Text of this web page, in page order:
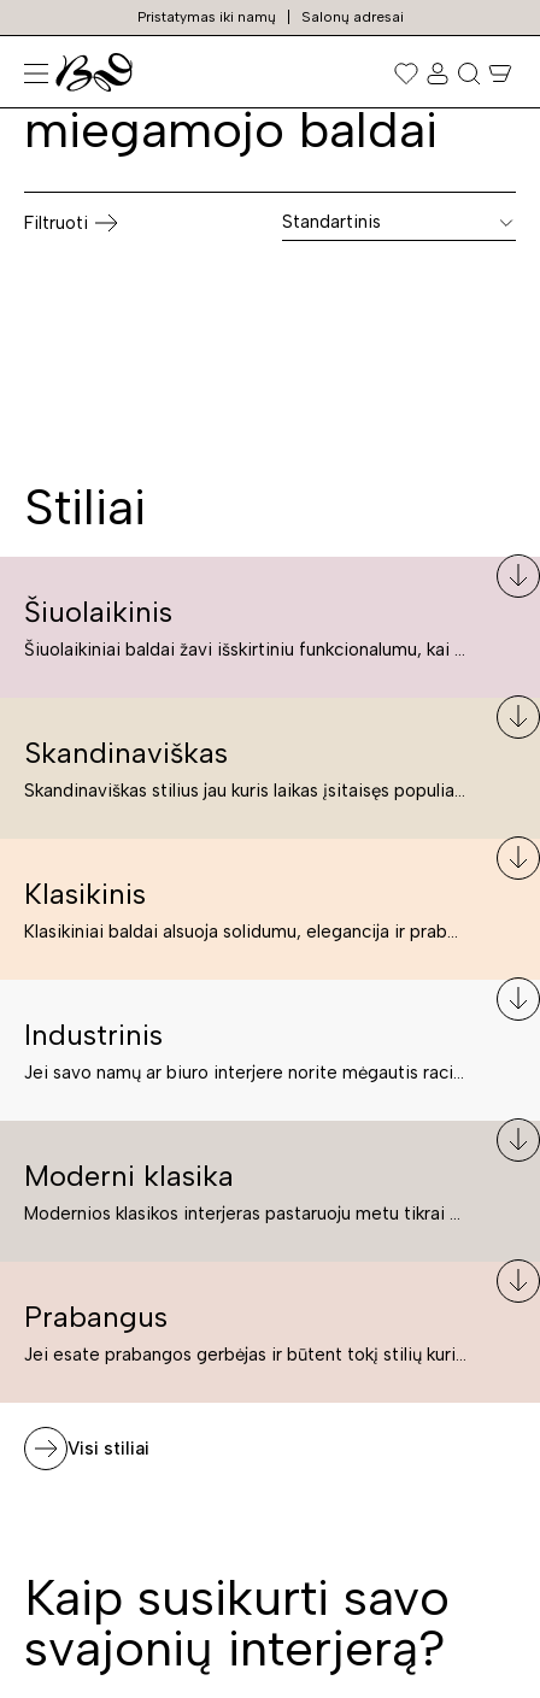
Pristatymas iki namų Salonų adresai
Prekių
paieška
Natūralios odos
miegamojo baldai
Filtruoti Standartinis
Stiliai
Šiuolaikinis
Šiuolaikiniai baldai žavi išskirtiniu funkcionalumu, kai kurie jų pelnytai net pavadinami meno kūriniais, nes jie tikrai yra išskirtiniai, originalūs ir puikiai atliepiantys į šiuolaikinių žmonių poreikius bei gyvenimo būdo ypatumus.
Skandinaviškas
Skandinaviškas stilius jau kuris laikas įsitaisęs populiariausiųjų sąraše. Namai, butai labai dažnai įrengiami remiantis būtent šio stiliaus ypatumais. Dėl švelnių spalvų, praktiškumo ir estetikos jis masina tuos, kurie neabejingi šviesiem ar neutralių spalvų koloritui, paprastumui, funkcionalumui, natūralumui ir stilingai estetikai. Platų skandinaviškų baldų spektrą rasite „Deinavos baldų“ asortimente.
Klasikinis
Klasikiniai baldai alsuoja solidumu, elegancija ir prabanga. Paprastai jie būna masyvūs, kuria didybės įspūdį. Neabejotinai jie bus geriausias pasirinkimas estetiškam ir rafinuotam klasikiniam namų interjerui. Kartais klasikiniai baldai traktuojami kaip senoviniai, bet tai ne tiesa – klasika yra stilius, neišsemiama elegancija ir rafinuotumas.
Industrinis
Jei savo namų ar biuro interjere norite mėgautis racionaliai išnaudotomis erdvėmis, funkcionalumu ir esate neabejingi tamsesniam koloritui bei praktiškiems sprendimams, tuomet industrinis stilius bus būtent tai, ko Jums reikia. O industrinio stiliaus baldus išsirinksite mūsų asortimente.
Moderni klasika
Modernios klasikos interjeras pastaruoju metu tikrai yra „ant bangos“. Tie, kurie nenori pernelyg nutolti nuo klasikos, bet drauge žavisi šiuolaikiškais sprendimais, su malonumu savo namuose kuria klasikos ir modernaus interjero tandemą – elegantišką, subtilų ir žavingą.
Prabangus
Jei esate prabangos gerbėjas ir būtent tokį stilių kuriate savo namuose ar biure, tuomet solidūs, prabangūs baldai nepriekaištingai įsilies į Jūsų kuriamą interjerą.
Visi stiliai
Kaip susikurti savo
svajonių interjerą?